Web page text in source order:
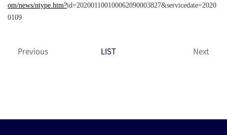
om/news/ntype.htm?id=202001100100062090003827&servicedate=2020
0109
Previous LIST Next